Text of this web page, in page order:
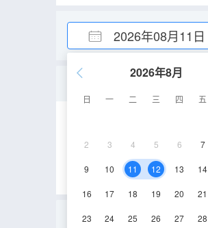
2026年08月11日
2026年8月
日 一 二 三 四 五
2 3 4 5 6 7
9 10 11 12 13 14
16 17 18 19 20 21
23 24 25 26 27 28
單人房